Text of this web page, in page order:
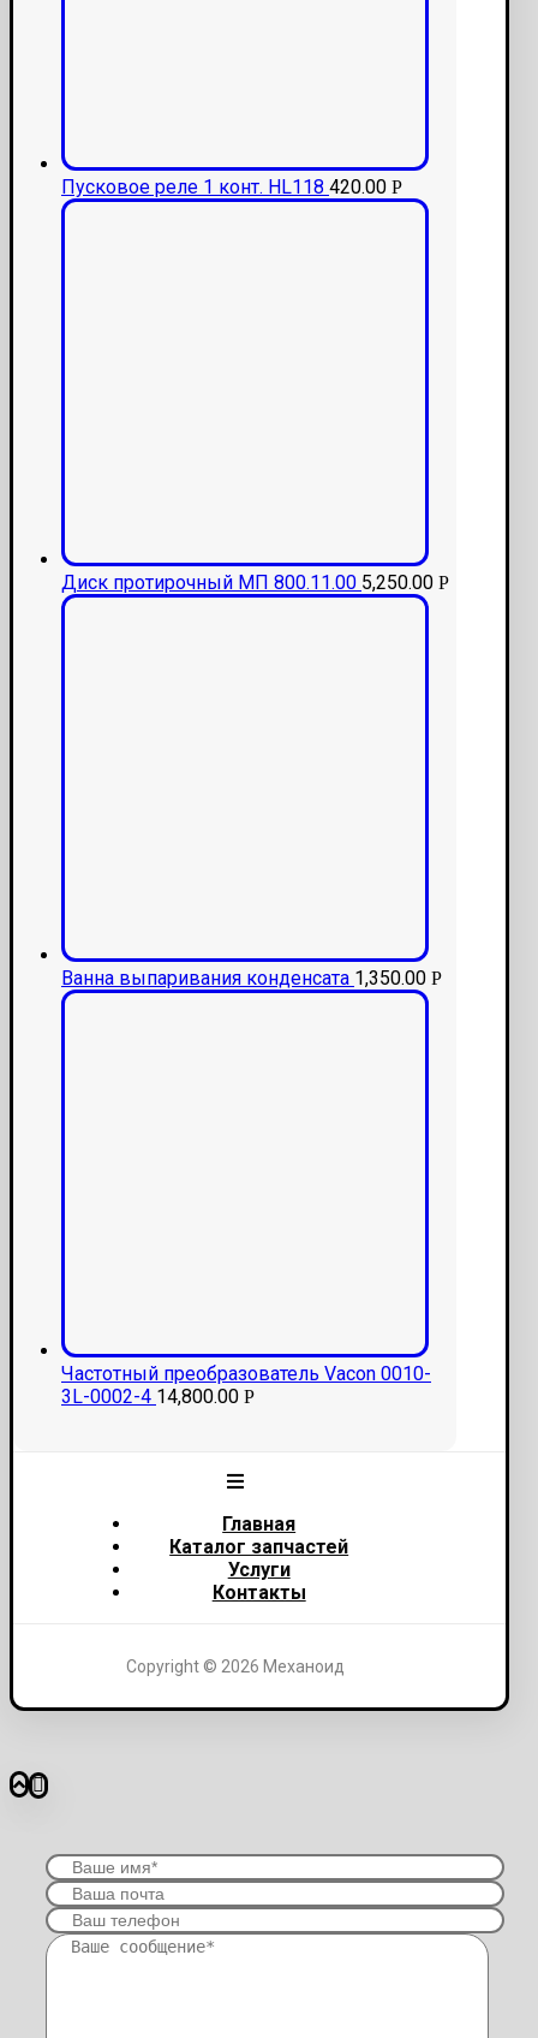
Пусковое реле 1 конт. HL118 420.00 Р
Диск протирочный МП 800.11.00 5,250.00 Р
Ванна выпаривания конденсата 1,350.00 Р
Частотный преобразователь Vacon 0010-
3L-0002-4 14,800.00 Р
Главная
Каталог запчастей
Услуги
Контакты
Copyright © 2026 Механоид